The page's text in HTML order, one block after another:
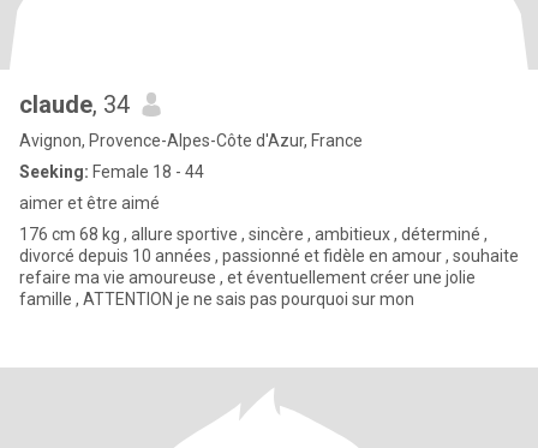
claude, 34
Avignon, Provence-Alpes-Côte d'Azur, France
Seeking: Female 18 - 44
aimer et être aimé
176 cm 68 kg , allure sportive , sincère , ambitieux , déterminé ,
divorcé depuis 10 années , passionné et fidèle en amour , souhaite
refaire ma vie amoureuse , et éventuellement créer une jolie
famille , ATTENTION je ne sais pas pourquoi sur mon